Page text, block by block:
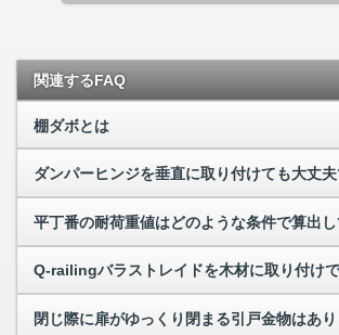
関連するFAQ
棚ダボとは
ダンパーヒンジを垂直に取り付けても大丈
平丁番の耐荷重値はどのような条件で算出
Q-railingバラストレイドを木材に取り付け
閉じ際に扉がゆっくり閉まる引戸金物はあ